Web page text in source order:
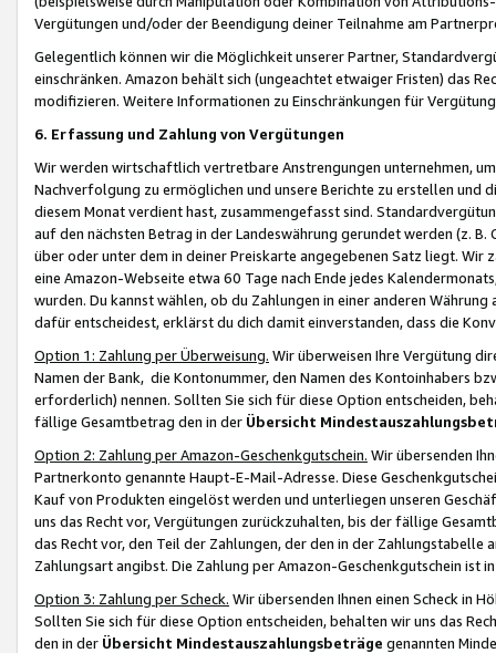
Vergütungen und/oder der Beendigung deiner Teilnahme am
Gelegentlich können wir die Möglichkeit unserer Partner,
einschränken. Amazon behält sich (ungeachtet etwaiger Fristen) das
modifizieren. Weitere Informationen zu Einschränkungen für
6. Erfassung und Zahlung von Vergütungen
Wir werden wirtschaftlich vertretbare Anstrengungen unternehmen,
Nachverfolgung zu ermöglichen und unsere Berichte zu erstellen und
diesem Monat verdient hast, zusammengefasst sind.
auf den nächsten Betrag in der Landeswährung gerundet werden (z.
über oder unter dem in deiner Preiskarte angegebenen Satz liegt.
eine Amazon-Webseite etwa 60 Tage nach Ende jedes
wurden. Du kannst wählen, ob du Zahlungen in einer anderen
dafür entscheidest, erklärst du dich damit einverstanden, dass die
Option 1: Zahlung per Überweisung. Wir überweisen Ihre Vergütung
Namen der Bank, die Kontonummer, den Namen des Kontoinhabers
erforderlich) nennen. Sollten Sie sich für diese Option entscheiden,
fällige Gesamtbetrag den in der Übersicht
Option 2: Zahlung per Amazon-Geschenkgutschein. Wir übersenden
Partnerkonto genannte Haupt-E-Mail-Adresse. Diese
Kauf von Produkten eingelöst werden und unterliegen unseren
uns das Recht vor, Vergütungen zurückzuhalten, bis der fällige
das Recht vor, den Teil der Zahlungen, der den in der
Zahlungsart angibst. Die Zahlung per Amazon-Geschenkgutschein ist
Option 3: Zahlung per Scheck. Wir übersenden Ihnen einen Scheck in
Sollten Sie sich für diese Option entscheiden, behalten wir uns das
den in der Übersicht Mindestauszahlungsbeträge genannten